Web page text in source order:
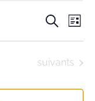
et
vues
Recherche
Liste
Évènements
suivants